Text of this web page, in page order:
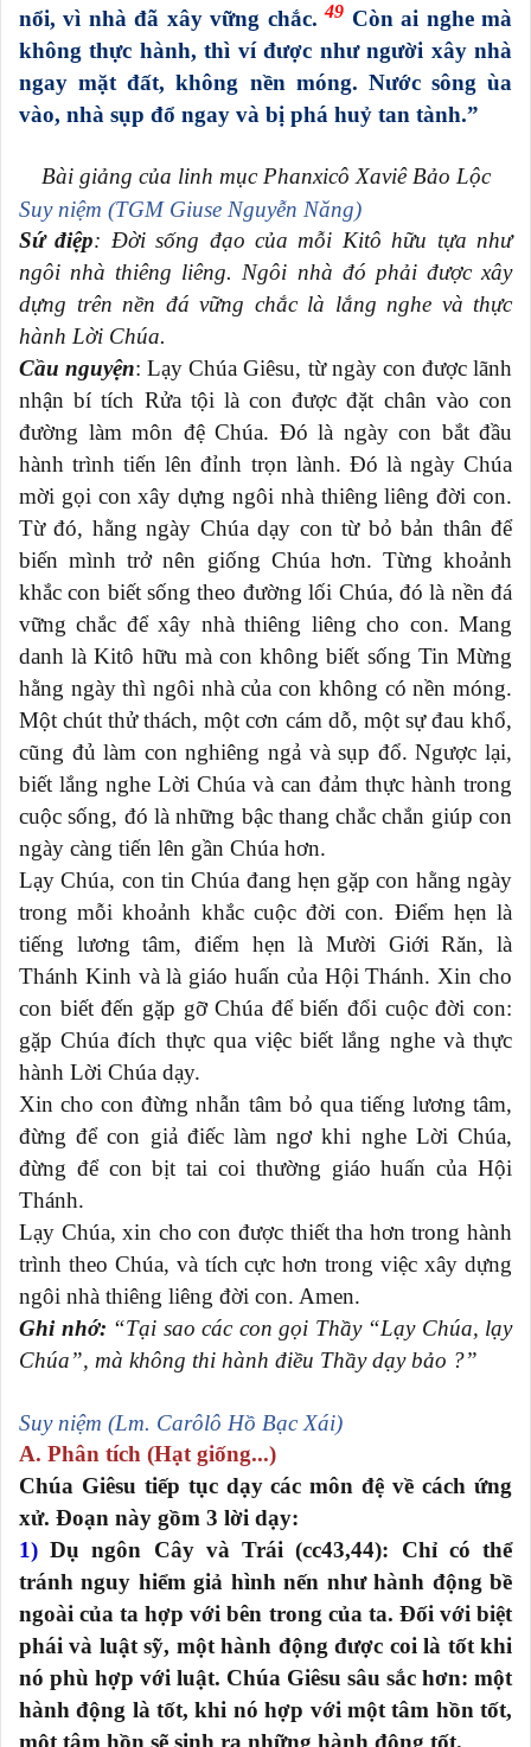
nổi, vì nhà đã xây vững chắc.49 Còn ai nghe mà
không thực hành, thì ví được như người xây nhà
ngay mặt đất, không nền móng. Nước sông ùa
vào, nhà sụp đổ ngay và bị phá huỷ tan tành.”
Bài giảng của linh mục Phanxicô Xaviê Bảo Lộc
Suy niệm (TGM Giuse Nguyễn Năng)
Sứ điệp: Đời sống đạo của mỗi Kitô hữu tựa như
ngôi nhà thiêng liêng. Ngôi nhà đó phải được xây
dựng trên nền đá vững chắc là lắng nghe và thực
hành Lời Chúa.
Cầu nguyện: Lạy Chúa Giêsu, từ ngày con được lãnh
nhận bí tích Rửa tội là con được đặt chân vào con
đường làm môn đệ Chúa. Đó là ngày con bắt đầu
hành trình tiến lên đỉnh trọn lành. Đó là ngày Chúa
mời gọi con xây dựng ngôi nhà thiêng liêng đời con.
Từ đó, hằng ngày Chúa dạy con từ bỏ bản thân để
biến mình trở nên giống Chúa hơn. Từng khoảnh
khắc con biết sống theo đường lối Chúa, đó là nền đá
vững chắc để xây nhà thiêng liêng cho con. Mang
danh là Kitô hữu mà con không biết sống Tin Mừng
hằng ngày thì ngôi nhà của con không có nền móng.
Một chút thử thách, một cơn cám dỗ, một sự đau khổ,
cũng đủ làm con nghiêng ngả và sụp đổ. Ngược lại,
biết lắng nghe Lời Chúa và can đảm thực hành trong
cuộc sống, đó là những bậc thang chắc chắn giúp con
ngày càng tiến lên gần Chúa hơn.
Lạy Chúa, con tin Chúa đang hẹn gặp con hằng ngày
trong mỗi khoảnh khắc cuộc đời con. Điểm hẹn là
tiếng lương tâm, điểm hẹn là Mười Giới Răn, là
Thánh Kinh và là giáo huấn của Hội Thánh. Xin cho
con biết đến gặp gỡ Chúa để biến đổi cuộc đời con:
gặp Chúa đích thực qua việc biết lắng nghe và thực
hành Lời Chúa dạy.
Xin cho con đừng nhẫn tâm bỏ qua tiếng lương tâm,
đừng để con giả điếc làm ngơ khi nghe Lời Chúa,
đừng để con bịt tai coi thường giáo huấn của Hội
Thánh.
Lạy Chúa, xin cho con được thiết tha hơn trong hành
trình theo Chúa, và tích cực hơn trong việc xây dựng
ngôi nhà thiêng liêng đời con. Amen.
Ghi nhớ: “Tại sao các con gọi Thầy “Lạy Chúa, lạy
Chúa”, mà không thi hành điều Thầy dạy bảo ?”
Suy niệm (Lm. Carôlô Hồ Bạc Xái)
A. Phân tích (Hạt giống...)
Chúa Giêsu tiếp tục dạy các môn đệ về cách ứng
xử. Đoạn này gồm 3 lời dạy:
1) Dụ ngôn Cây và Trái (cc43,44): Chỉ có thể
tránh nguy hiểm giả hình nến như hành động bề
ngoài của ta hợp với bên trong của ta. Đối với biệt
phái và luật sỹ, một hành động được coi là tốt khi
nó phù hợp với luật. Chúa Giêsu sâu sắc hơn: một
hành động là tốt, khi nó hợp với một tâm hồn tốt,